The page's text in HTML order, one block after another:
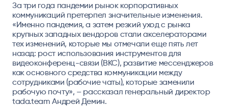
За три года пандемии рынок корпоративных
коммуникаций претерпел значительные изменения.
«Именно пандемия, а затем резкий уход с рынка
крупных западных вендоров стали акселераторами
тех изменений, которые мы отмечали еще пять лет
назад: рост использования инструментов для
видеоконференц-связи (ВКС), развитие мессенджеров
как основного средства коммуникации между
сотрудниками (рабочие чаты), которые заменили
рабочую почту», – рассказал генеральный директор
tada.team Андрей Демин.